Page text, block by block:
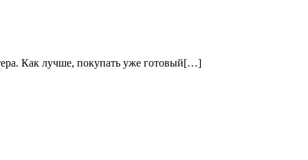
Как лучше, покупать уже готовый[…]